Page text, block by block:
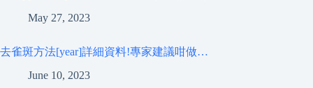
May 27, 2023
去雀斑方法[year]詳細資料!專家建議咁做…
June 10, 2023